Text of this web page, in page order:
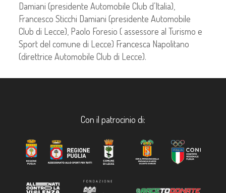
Damiani (presidente Automobile Club d’Italia),
Francesco Sticchi Damiani (presidente Automobile
Club di Lecce), Paolo Foresio ( assessore al Turismo e
Sport del comune di Lecce) Francesca Napolitano
(direttrice Automobile Club di Lecce).
Con il patrocinio di: